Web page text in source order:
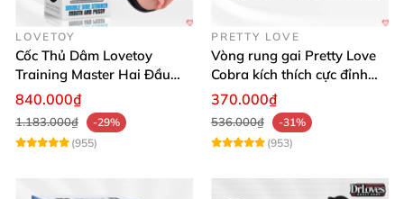
LOVETOY
Cốc Thủ Dâm Lovetoy
Training Master Hai Đầu
Siêu Thật, Tăng Khoái Cảm
840.000₫
1.183.000₫
-29%
(955)
PRETTY LOVE
Vòng rung gai Pretty Love
Cobra kích thích cực đỉnh
trải nghiệm
370.000₫
536.000₫
-31%
(953)